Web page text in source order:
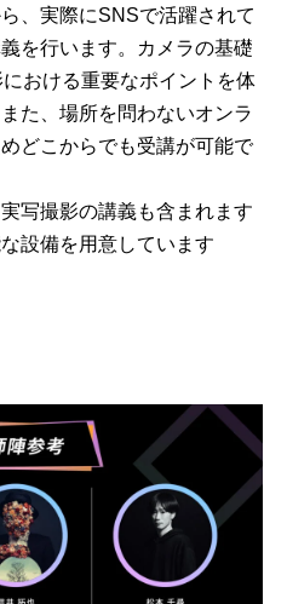
、実際にSNSで活躍されて
を行います。カメラの基礎
おける重要なポイントを体
た、場所を問わないオンラ
どこからでも受講が可能で
写撮影の講義も含まれます
設備を用意しています